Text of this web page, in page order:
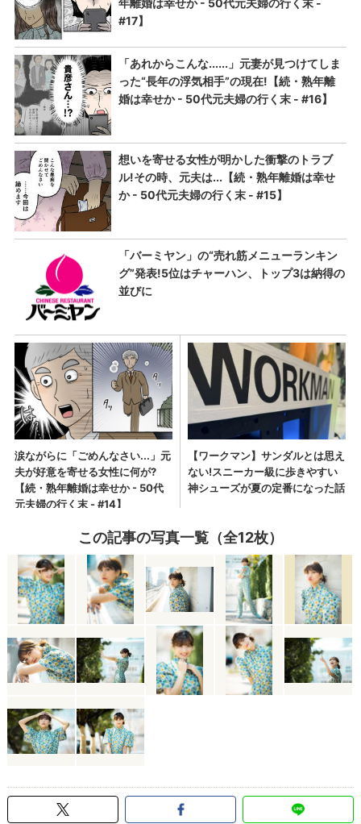
この記事の写真一覧（全12枚）